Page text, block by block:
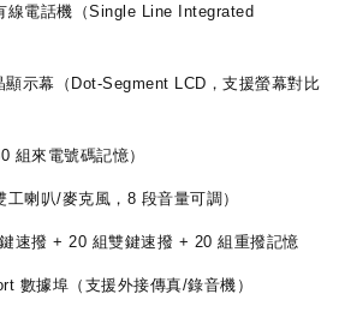
線電話機（Single Line Integrated
顯示幕（Dot-Segment LCD，支援螢幕對比
組來電號碼記憶）
工喇叭/麥克風，8 段音量可調）
速撥 + 20 組雙鍵速撥 + 20 組重撥記憶
數據埠（支援外接傳真/錄音機）